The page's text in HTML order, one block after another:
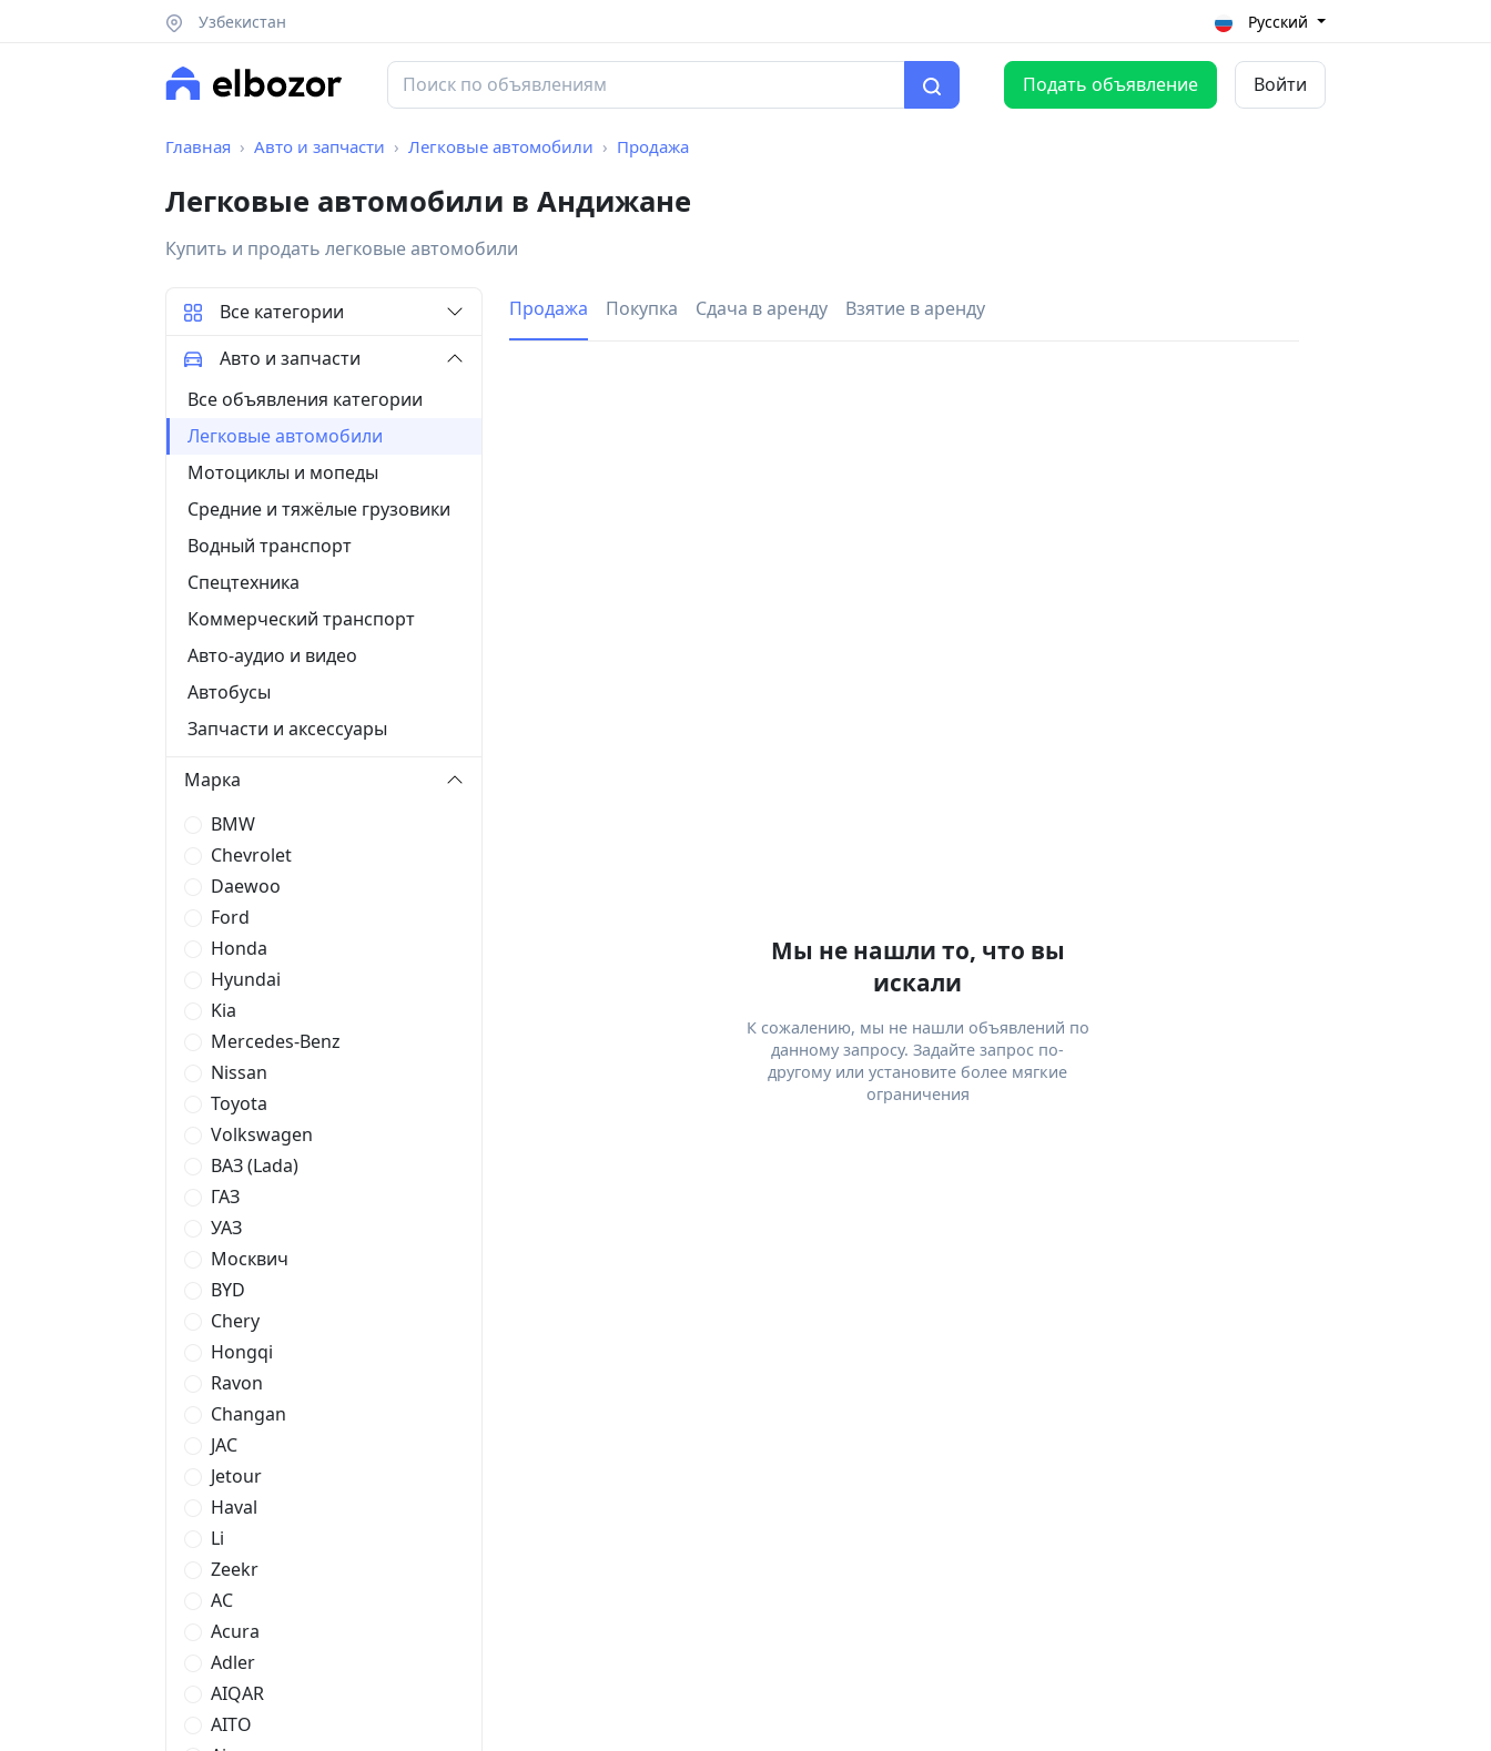
Узбекистан Русский
Подать объявление Войти
Главная Авто и запчасти Легковые автомобили Продажа
Легковые автомобили в Андижане
Купить и продать легковые автомобили
Продажа Покупка Сдача в аренду Взятие в аренду
Мы не нашли то, что вы
искали
К сожалению, мы не нашли объявлений по
данному запросу. Задайте запрос по-
другому или установите более мягкие
ограничения
Все категории
Авто и запчасти
Все объявления категории
Легковые автомобили
Мотоциклы и мопеды
Средние и тяжёлые грузовики
Водный транспорт
Спецтехника
Коммерческий транспорт
Авто-аудио и видео
Автобусы
Запчасти и аксессуары
Марка
BMW
Chevrolet
Daewoo
Ford
Honda
Hyundai
Kia
Mercedes-Benz
Nissan
Toyota
Volkswagen
ВАЗ (Lada)
ГАЗ
УАЗ
Москвич
BYD
Chery
Hongqi
Ravon
Changan
JAC
Jetour
Haval
Li
Zeekr
AC
Acura
Adler
AIQAR
AITO